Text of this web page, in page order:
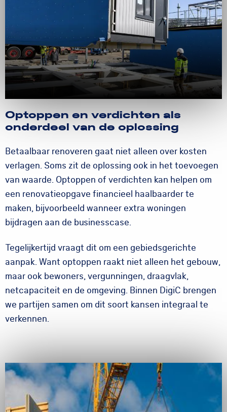
Optoppen en verdichten als
onderdeel van de oplossing
Betaalbaar renoveren gaat niet alleen over kosten
verlagen. Soms zit de oplossing ook in het toevoegen
van waarde. Optoppen of verdichten kan helpen om
een renovatieopgave financieel haalbaarder te
maken, bijvoorbeeld wanneer extra woningen
bijdragen aan de businesscase.
Tegelijkertijd vraagt dit om een gebiedsgerichte
aanpak. Want optoppen raakt niet alleen het gebouw,
maar ook bewoners, vergunningen, draagvlak,
netcapaciteit en de omgeving. Binnen DigiC brengen
we partijen samen om dit soort kansen integraal te
verkennen.